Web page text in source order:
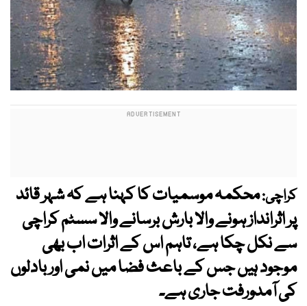
کراچی:محکمہ موسمیات کا کہنا ہے کہ شہر قائد
پر اثرانداز ہونے والا بارش برسانے والا سسٹم کراچی
سے نکل چکا ہے، تاہم اس کے اثرات اب بھی
موجود ہیں جس کے باعث فضا میں نمی اور بادلوں
کی آمدورفت جاری ہے۔